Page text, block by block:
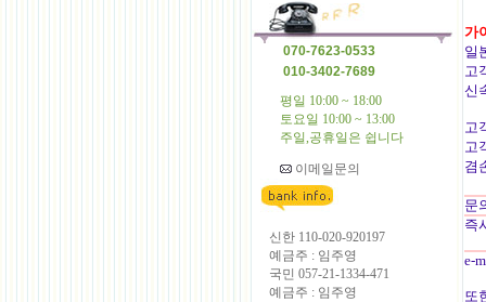
070-7623-0533
010-3402-7689
평일 10:00 ~ 18:00
토요일 10:00 ~ 13:00
주일,공휴일은 쉽니다
이메일문의
신한 110-020-920197
예금주 : 임주영
국민 057-21-1334-471
예금주 : 임주영
가
일
고
신
고
고
겸
문
즉
e-
또